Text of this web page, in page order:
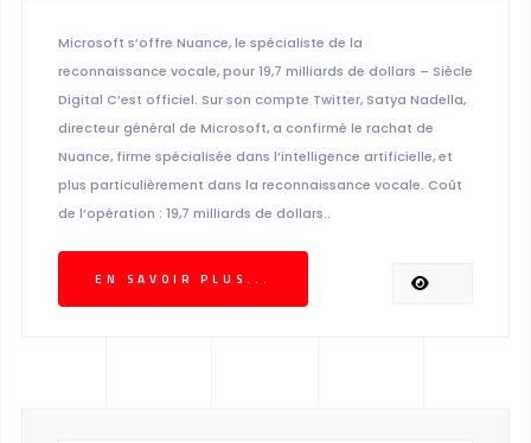
Microsoft s’offre Nuance, le spécialiste de la
reconnaissance vocale, pour 19,7 milliards de dollars – Siècle
Digital C’est officiel. Sur son compte Twitter, Satya Nadella,
directeur général de Microsoft, a confirmé le rachat de
Nuance, firme spécialisée dans l’intelligence artificielle, et
plus particulièrement dans la reconnaissance vocale. Coût
de l’opération : 19,7 milliards de dollars..
EN SAVOIR PLUS...